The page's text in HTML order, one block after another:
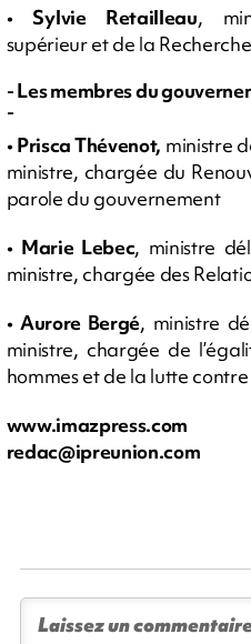
• Sylvie Retailleau,
supérieur et de la Recherche
- Les membres du
-
•Prisca Thévenot, ministre
ministre, chargée du
parole du gouvernement
• Marie Lebec, ministre
ministre, chargée des
• Aurore Bergé, ministre
ministre, chargée de
hommes et de la lutte
redac@ipreunion.com